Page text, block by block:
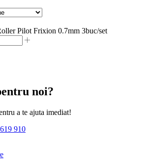
Pilot Frixion 0.7mm 3buc/set
noi?
a te ajuta imediat!
910